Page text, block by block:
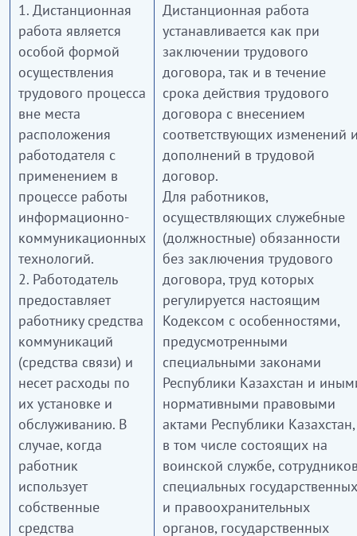
1. Дистанционная
работа является
особой формой
осуществления
трудового процесса
вне места
расположения
работодателя с
применением в
процессе работы
информационно-
коммуникационных
технологий.
2. Работодатель
предоставляет
работнику средства
коммуникаций
(средства связи) и
несет расходы по
их установке и
обслуживанию. В
случае, когда
работник
использует
собственные
средства
Дистанционная работа
устанавливается как при
заключении трудового
договора, так и в течение
срока действия трудового
договора с внесением
соответствующих изменений
дополнений в трудовой
договор.
Для работников,
осуществляющих служебные
(должностные) обязанности
без заключения трудового
договора, труд которых
регулируется настоящим
Кодексом с особенностями,
предусмотренными
специальными законами
Республики Казахстан и
нормативными правовыми
актами Республики Казахстан,
в том числе состоящих на
воинской службе,
специальных государственных
и правоохранительных
органов, государственных